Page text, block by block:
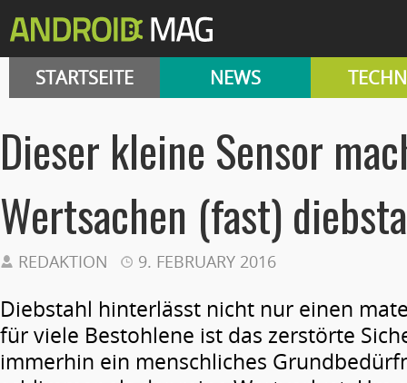
STARTSEITE NEWS
Dieser kleine Sensor
Wertsachen (fast)
REDAKTION 9. FEBRUARY 2016
Diebstahl hinterlässt nicht nur einen
für viele Bestohlene ist das zerstörte
immerhin ein menschliches